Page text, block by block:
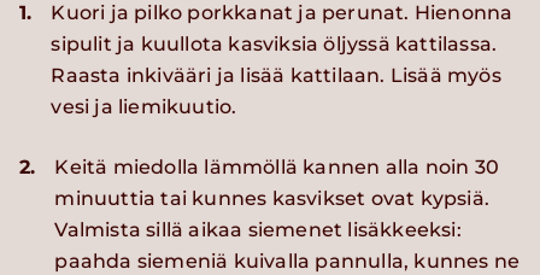
1.
Kuori ja pilko porkkanat ja perunat. Hienonna
sipulit ja kuullota kasviksia öljyssä kattilassa.
Raasta inkivääri ja lisää kattilaan. Lisää myös
vesi ja liemikuutio.
2.
Keitä miedolla lämmöllä kannen alla noin 30
minuuttia tai kunnes kasvikset ovat kypsiä.
Valmista sillä aikaa siemenet lisäkkeeksi:
paahda siemeniä kuivalla pannulla, kunnes ne